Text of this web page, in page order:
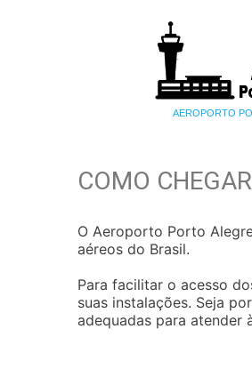
AEROPORTO
COMO CHEGAR
O Aeroporto Porto
aéreos do Brasil.
Para facilitar o acesso
suas instalações. Seja
adequadas para atender